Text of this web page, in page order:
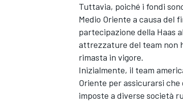
Tuttavia, poiché i fondi
Medio Oriente a causa del
partecipazione della Haas
attrezzature del team non
rimasta in vigore.
Inizialmente, il team
Oriente per assicurarsi
imposte a diverse società